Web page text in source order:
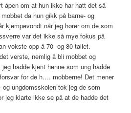
åpen om at hun ikke har hatt det så
da hun gikk på barne- og
kjempevondt når jeg hører om de som
var det ikke så mye fokus på
vokste opp å 70- og 80-tallet.
verste, nemlig å bli mobbet og
jeg hadde kjent henne som ung hadde
for de h…. mobberne! Det mener
ungdomsskolen tok jeg de som
jeg klarte ikke se på at de hadde det